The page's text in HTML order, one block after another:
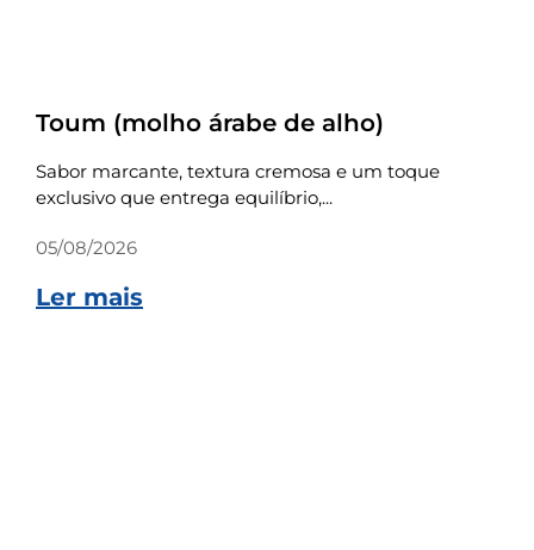
Toum (molho árabe de alho)
Sabor marcante, textura cremosa e um toque
exclusivo que entrega equilíbrio,...
05/08/2026
Ler mais